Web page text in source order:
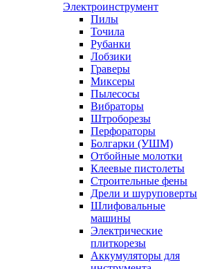
Электроинструмент
Пилы
Точила
Рубанки
Лобзики
Граверы
Миксеры
Пылесосы
Вибраторы
Штроборезы
Перфораторы
Болгарки (УШМ)
Отбойные молотки
Клеевые пистолеты
Строительные фены
Дрели и шуруповерты
Шлифовальные
машины
Электрические
плиткорезы
Аккумуляторы для